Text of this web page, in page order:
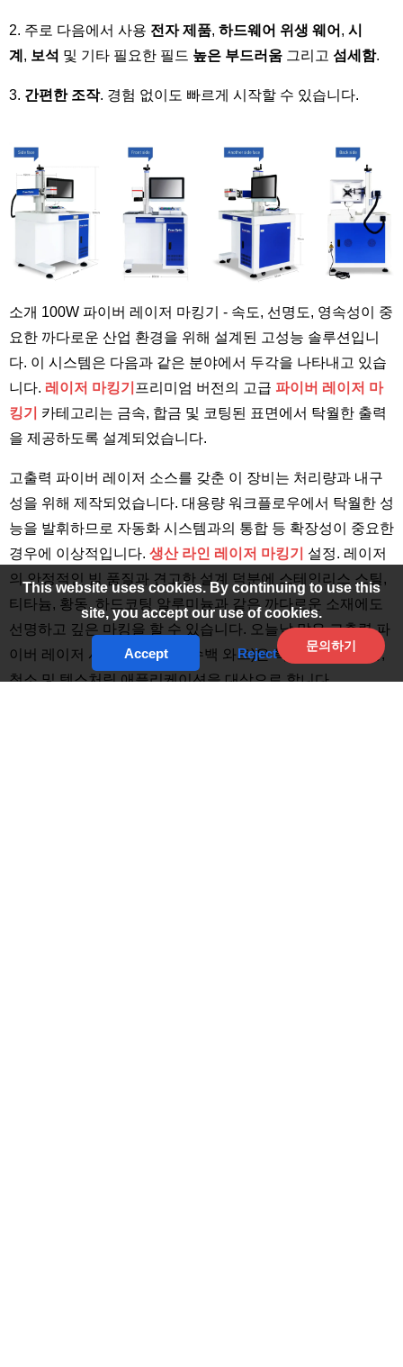
2. 주로 다음에서 사용 전자 제품, 하드웨어 위생 웨어 , 시
계 , 보석 및 기타 필요한 필드 높은 부드러움 그리고 섬세함.
3. 간편한 조작. 경험 없이도 빠르게 시작할 수 있습니다.
소개 100W 파이버 레이저 마킹기
- 속도, 선명도, 영속성이 중
요한 까다로운 산업 환경을 위해 설계된 고성능 솔루션입니
다. 이 시스템은 다음과 같은 분야에서 두각을 나타내고 있습
니다. 레이저 마킹기 프리미엄 버전의 고급 파이버 레이저 마
킹기
카테고리는 금속, 합금 및 코팅된 표면에서 탁월한 출력
을 제공하도록 설계되었습니다.
고출력 파이버 레이저 소스를 갖춘 이 장비는 처리량과 내구
성을 위해 제작되었습니다. 대용량 워크플로우에서 탁월한 성
능을 발휘하므로 자동화 시스템과의 통합 등 확장성이 중요한
경우에 이상적입니다. 생산 라인 레이저 마킹기
설정. 레이저
의 안정적인 빔 품질과 견고한 설계 덕분에 스테인리스 스틸,
티타늄, 황동, 하드코팅 알루미늄과 같은 까다로운 소재에도
선명하고 깊은 마킹을 할 수 있습니다. 오늘날 많은 고출력 파
이버 레이저 시스템(예: 최대 수백 와트)은 특히 인라인 마킹,
청소 및 텍스처링 애플리케이션을 대상으로 합니다.
문의하기
This website uses cookies. By continuing to use this
site, you accept our use of cookies.
Accept Reject